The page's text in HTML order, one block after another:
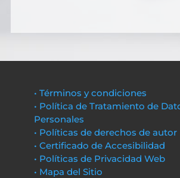
• Términos y condiciones
• Política de Tratamiento de
Personales
• Políticas de derechos de autor
• Certificado de Accesibilidad
• Políticas de Privacidad Web
• Mapa del Sitio